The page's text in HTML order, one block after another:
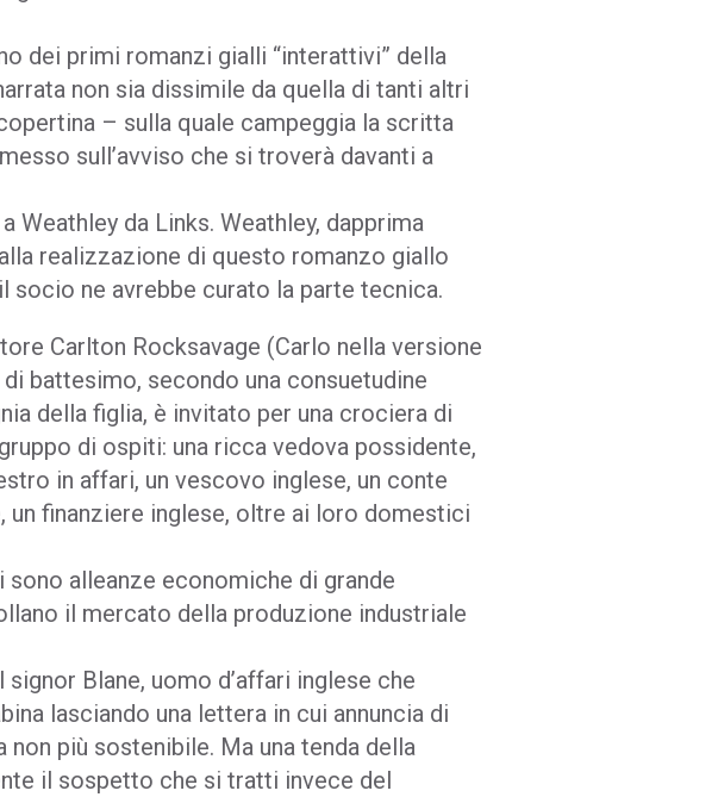
dei primi romanzi gialli “interattivi” della
non sia dissimile da quella di tanti altri
– sulla quale campeggia la scritta
sull’avviso che si troverà davanti a
Weathley da Links. Weathley, dapprima
realizzazione di questo romanzo giallo
socio ne avrebbe curato la parte tecnica.
Carlton Rocksavage (Carlo nella versione
battesimo, secondo una consuetudine
della figlia, è invitato per una crociera di
di ospiti: una ricca vedova possidente,
in affari, un vescovo inglese, un conte
un finanziere inglese, oltre ai loro domestici
alleanze economiche di grande
il mercato della produzione industriale
Blane, uomo d’affari inglese che
lasciando una lettera in cui annuncia di
più sostenibile. Ma una tenda della
il sospetto che si tratti invece del